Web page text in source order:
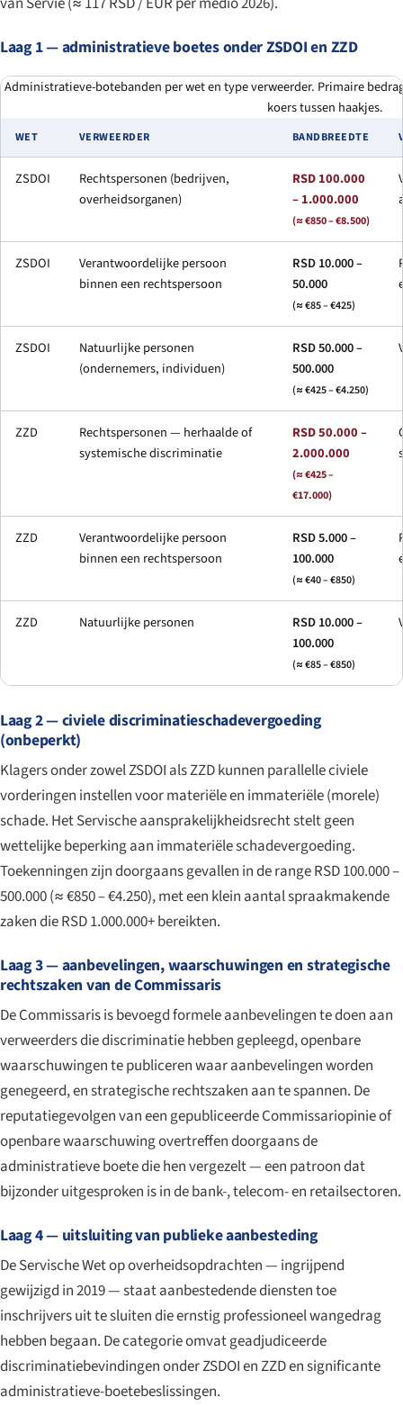
Laag 1 — administratieve boetes onder ZSDOI en ZZD
Administratieve-botebanden per wet en type verweerder. Primaire
koers tussen haakjes.
WET VERWEERDER BANDBREEDTE
ZSDOI
Rechtspersonen (bedrijven,
overheidsorganen)
RSD 100.000
– 1.000.000
(≈ €850 – €8.500)
ZSDOI
Verantwoordelijke persoon
binnen een rechtspersoon
RSD 10.000 –
50.000
(≈ €85 – €425)
ZSDOI
Natuurlijke personen
(ondernemers, individuen)
RSD 50.000 –
500.000
(≈ €425 – €4.250)
ZZD
Rechtspersonen — herhaalde of
systemische discriminatie
RSD 50.000 –
2.000.000
(≈ €425 –
€17.000)
ZZD
Verantwoordelijke persoon
binnen een rechtspersoon
RSD 5.000 –
100.000
(≈ €40 – €850)
ZZD Natuurlijke personen
RSD 10.000 –
100.000
(≈ €85 – €850)
Laag 2 — civiele discriminatieschadevergoeding
(onbeperkt)
Klagers onder zowel ZSDOI als ZZD kunnen parallelle civiele
vorderingen instellen voor materiële en immateriële (morele)
schade. Het Servische aansprakelijkheidsrecht stelt geen
wettelijke beperking aan immateriële schadevergoeding.
Toekenningen zijn doorgaans gevallen in de range RSD 100.000 –
500.000 (≈ €850 – €4.250), met een klein aantal spraakmakende
zaken die RSD 1.000.000+ bereikten.
Laag 3 — aanbevelingen, waarschuwingen en strategische
rechtszaken van de Commissaris
De Commissaris is bevoegd formele aanbevelingen te doen aan
verweerders die discriminatie hebben gepleegd, openbare
waarschuwingen te publiceren waar aanbevelingen worden
genegeerd, en strategische rechtszaken aan te spannen. De
reputatiegevolgen van een gepubliceerde Commissariopinie of
openbare waarschuwing overtreffen doorgaans de
administratieve boete die hen vergezelt — een patroon dat
bijzonder uitgesproken is in de bank-, telecom- en retailsectoren.
Laag 4 — uitsluiting van publieke aanbesteding
De Servische Wet op overheidsopdrachten — ingrijpend
gewijzigd in 2019 — staat aanbestedende diensten toe
inschrijvers uit te sluiten die ernstig professioneel wangedrag
hebben begaan. De categorie omvat geadjudiceerde
discriminatiebevindingen onder ZSDOI en ZZD en significante
administratieve-boetebeslissingen.